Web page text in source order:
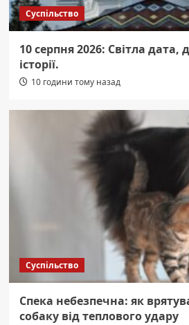
Суспільство
10 серпня 2026: Світла дата,
історії.
10 години тому назад
Суспільство
Спека небезпечна: як
собаку від теплового удару